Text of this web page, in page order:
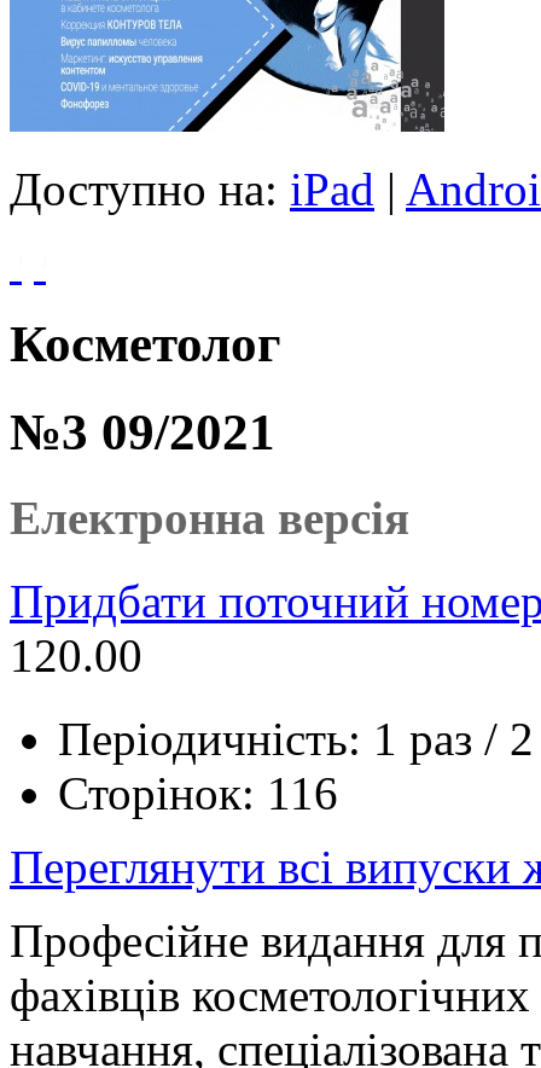
Доступно на: iPad |
Косметолог
№3 09/2021
Електронна версія
Придбати поточний
120.00
Періодичність: 1 раз /
Сторінок: 116
Переглянути всі випуски
Професійне видання для
фахівців
навчання,